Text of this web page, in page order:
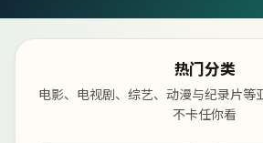
热门分类
电影、电视剧、综艺、动漫与纪录片等
不卡任你看